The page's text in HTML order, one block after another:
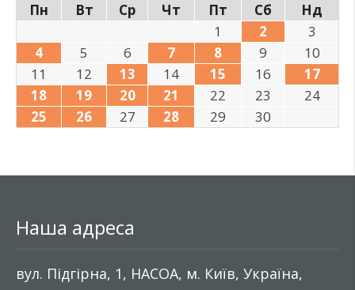
Пн
Вт Ср Чт Пт Сб
Нд
1
2
3
4
5 6 7 8 9
10
11
12 13 14 15 16
17
18
19 20 21 22 23
24
25
26 27 28 29 30
Наша адреса
вул. Підгірна, 1, НАСОА, м. Київ, Україна,